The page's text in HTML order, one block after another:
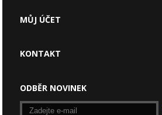
MŮJ ÚČET
KONTAKT
ODBĚR NOVINEK